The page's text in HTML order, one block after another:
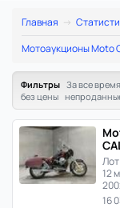
Moto
Guzzi
EV80:
цен
Главная
Мотоаукционы Moto
Фильтры За все время
без цены
12
16